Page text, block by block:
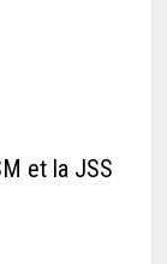
et la JSS